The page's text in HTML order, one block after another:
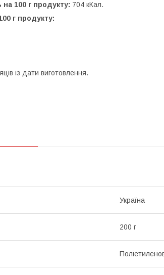
на 100 г продукту: 704 кКал.
г продукту:
із дати виготовлення.
Україна
200 г